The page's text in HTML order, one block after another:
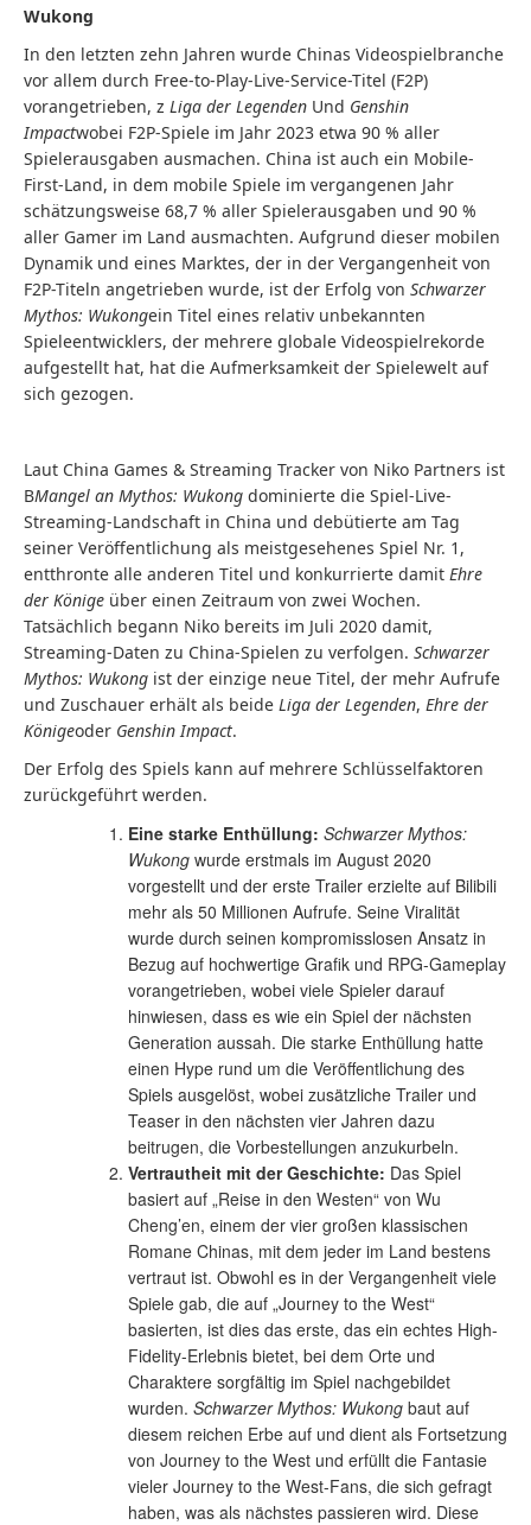
Wukong
In den letzten zehn Jahren wurde Chinas Videospielbranche
vor allem durch Free-to-Play-Live-Service-Titel (F2P)
vorangetrieben, z Liga der Legenden Und Genshin
Impactwobei F2P-Spiele im Jahr 2023 etwa 90 % aller
Spielerausgaben ausmachen. China ist auch ein Mobile-
First-Land, in dem mobile Spiele im vergangenen Jahr
schätzungsweise 68,7 % aller Spielerausgaben und 90 %
aller Gamer im Land ausmachten. Aufgrund dieser mobilen
Dynamik und eines Marktes, der in der Vergangenheit von
F2P-Titeln angetrieben wurde, ist der Erfolg von Schwarzer
Mythos: Wukongein Titel eines relativ unbekannten
Spieleentwicklers, der mehrere globale Videospielrekorde
aufgestellt hat, hat die Aufmerksamkeit der Spielewelt auf
sich gezogen.
Laut China Games & Streaming Tracker von Niko Partners ist
BMangel an Mythos: Wukong dominierte die Spiel-Live-
Streaming-Landschaft in China und debütierte am Tag
seiner Veröffentlichung als meistgesehenes Spiel Nr. 1,
entthronte alle anderen Titel und konkurrierte damit Ehre
der Könige über einen Zeitraum von zwei Wochen.
Tatsächlich begann Niko bereits im Juli 2020 damit,
Streaming-Daten zu China-Spielen zu verfolgen. Schwarzer
Mythos: Wukong ist der einzige neue Titel, der mehr Aufrufe
und Zuschauer erhält als beide Liga der Legenden, Ehre der
Königeoder Genshin Impact.
Der Erfolg des Spiels kann auf mehrere Schlüsselfaktoren
zurückgeführt werden.
Eine starke Enthüllung: Schwarzer Mythos:
Wukong wurde erstmals im August 2020
vorgestellt und der erste Trailer erzielte auf Bilibili
mehr als 50 Millionen Aufrufe. Seine Viralität
wurde durch seinen kompromisslosen Ansatz in
Bezug auf hochwertige Grafik und RPG-Gameplay
vorangetrieben, wobei viele Spieler darauf
hinwiesen, dass es wie ein Spiel der nächsten
Generation aussah. Die starke Enthüllung hatte
einen Hype rund um die Veröffentlichung des
Spiels ausgelöst, wobei zusätzliche Trailer und
Teaser in den nächsten vier Jahren dazu
beitrugen, die Vorbestellungen anzukurbeln.
Vertrautheit mit der Geschichte: Das Spiel
basiert auf „Reise in den Westen“ von Wu
Cheng’en, einem der vier großen klassischen
Romane Chinas, mit dem jeder im Land bestens
vertraut ist. Obwohl es in der Vergangenheit viele
Spiele gab, die auf „Journey to the West“
basierten, ist dies das erste, das ein echtes High-
Fidelity-Erlebnis bietet, bei dem Orte und
Charaktere sorgfältig im Spiel nachgebildet
wurden. Schwarzer Mythos: Wukong baut auf
diesem reichen Erbe auf und dient als Fortsetzung
von Journey to the West und erfüllt die Fantasie
vieler Journey to the West-Fans, die sich gefragt
haben, was als nächstes passieren wird. Diese